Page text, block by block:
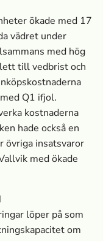
ökade med 17
vädret under
med hög
till vedbrist och
Q1 ifjol.
kostnaderna
hade också en
övriga insatsvaror
med ökade
löper på som
om